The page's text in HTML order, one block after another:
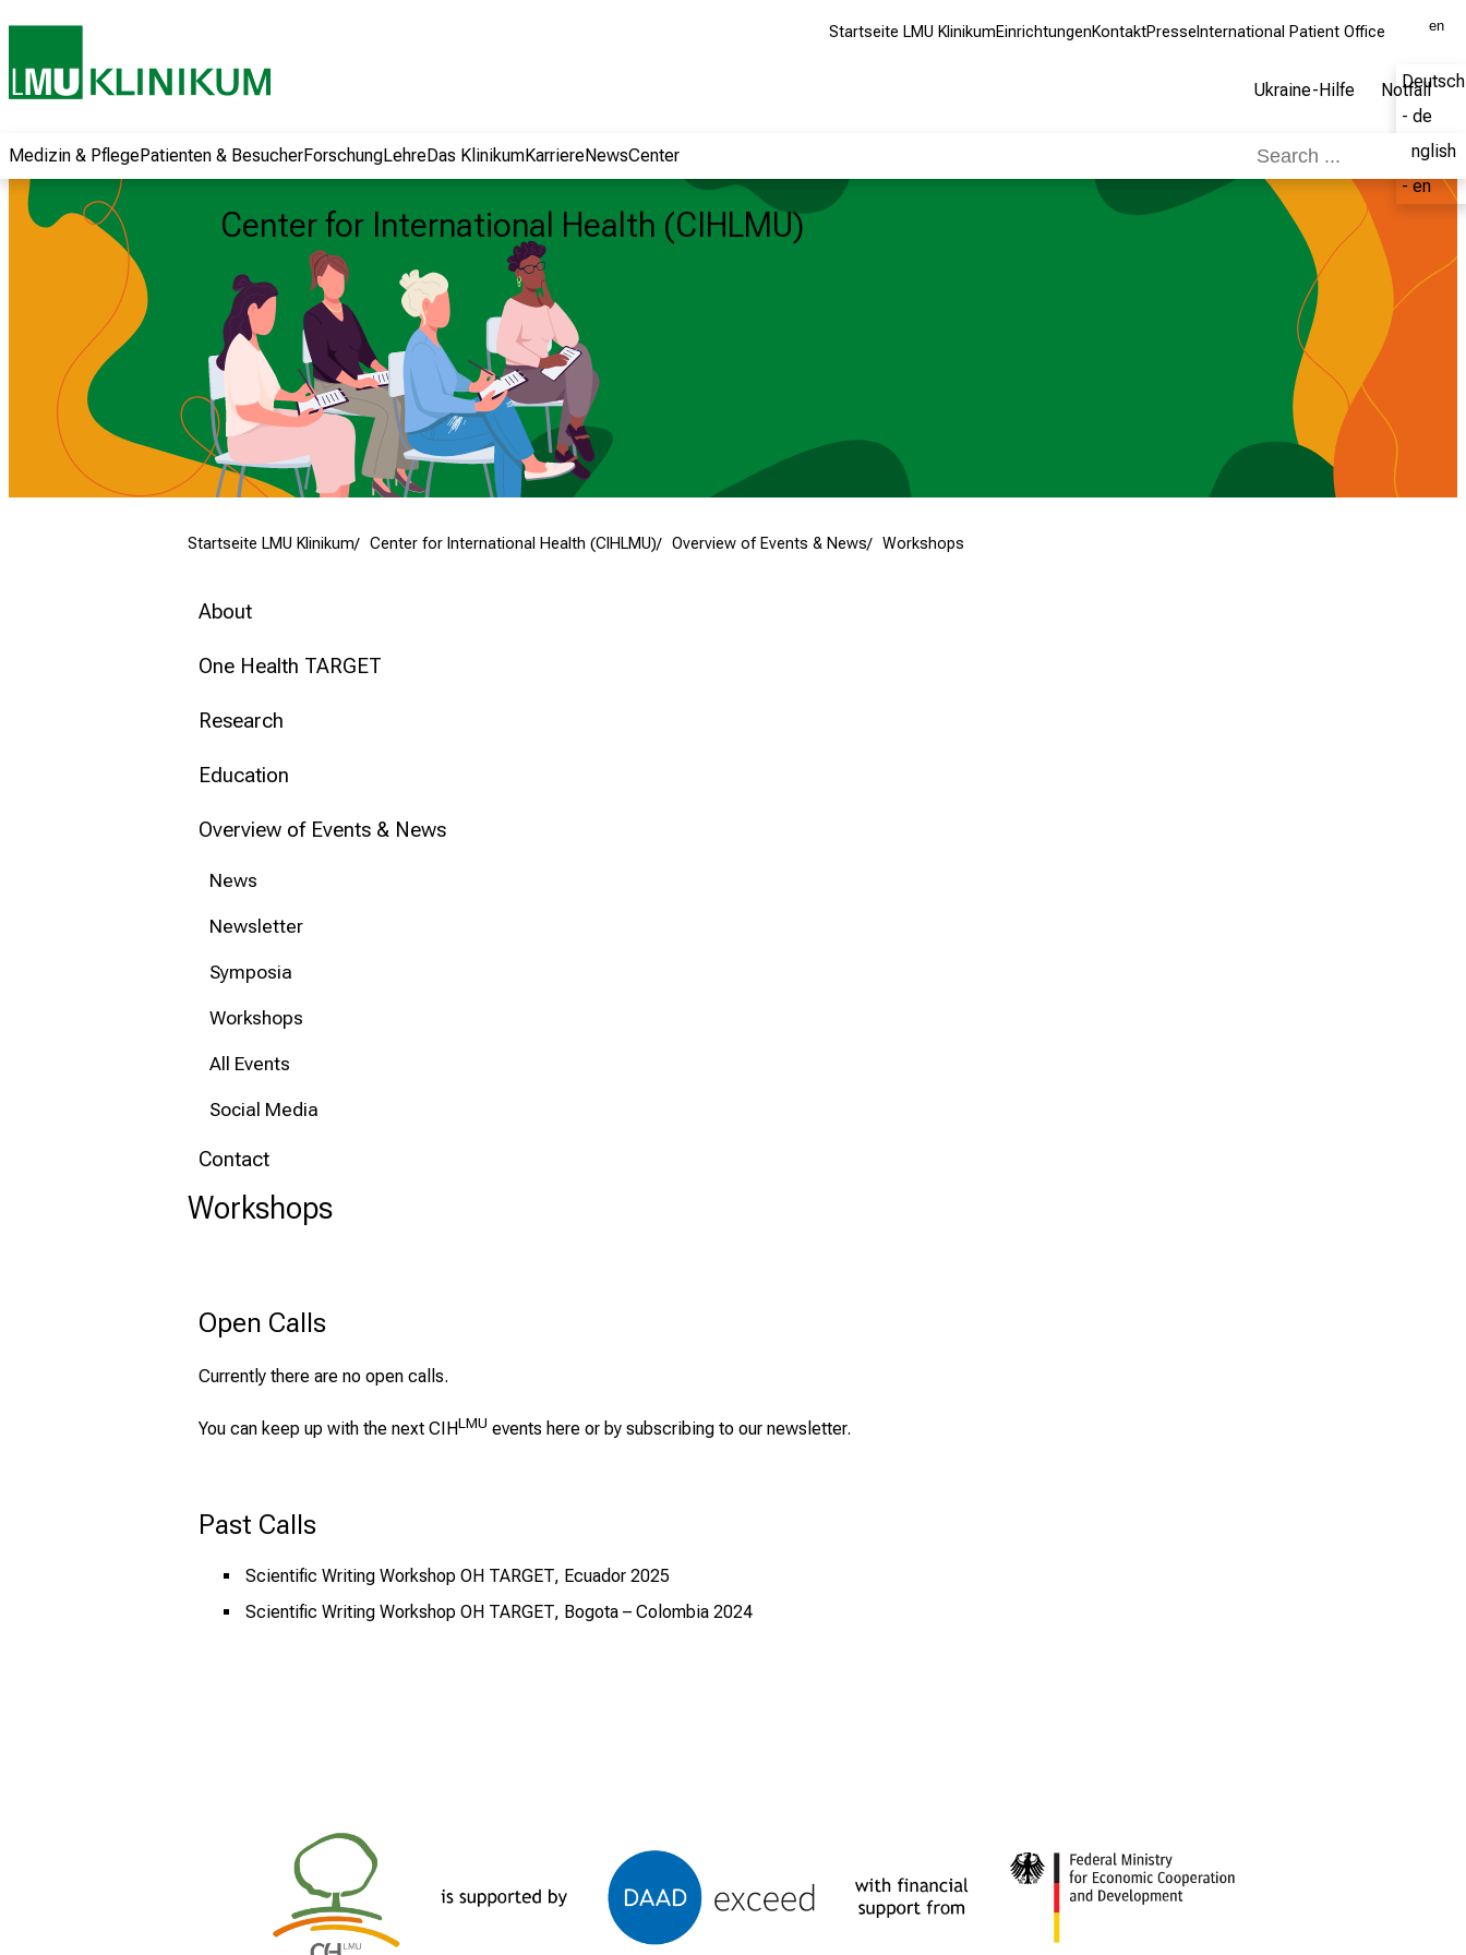
Startseite LMU KlinikumEinrichtungenKontaktPresse International Patient Office en
Deutsch
- de
English
- en
Ukraine-Hilfe Notfall
Medizin & PflegePatienten & BesucherForschungLehreDas KlinikumKarriereNewsCenter
Center for International Health (CIHLMU)
Startseite LMU Klinikum Center for International Health (CIHLMU) Overview of Events & News Workshops
About
One Health TARGET
Research
Education
Overview of Events & News
News
Newsletter
Symposia
Workshops
All Events
Social Media
Contact
Workshops
Open Calls
Currently there are no open calls.
You can keep up with the next CIHLMU events here or by subscribing to our newsletter.
Past Calls
Scientific Writing Workshop OH TARGET, Ecuador 2025
Scientific Writing Workshop OH TARGET, Bogota – Colombia 2024
Informationen zu
Jobs, Ausbildungen
Weiterbildungen.
Kommen Sie
vorbei, tauschen
Sie sich mit
Kollegen aus und
lassen Sie sich von
der gelebten
Pflegewissenschaft
begeistern – ganz
unverbindlich und
ohne Anmeldung.
mehr Informationen